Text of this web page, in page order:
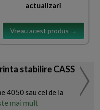
actualizari
Vreau acest produs →
stabilire CASS
4050 sau cel de la
mai mult